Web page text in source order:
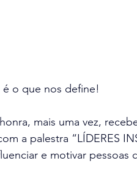
é o que nos define!
mais uma vez,
a palestra “LÍDERES
e motivar pessoas